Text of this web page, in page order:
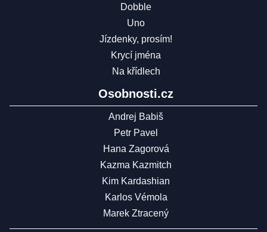
Dobble
Uno
Jízdenky, prosím!
Krycí jména
Na křídlech
Osobnosti.cz
Andrej Babiš
Petr Pavel
Hana Zagorová
Kazma Kazmitch
Kim Kardashian
Karlos Vémola
Marek Ztracený